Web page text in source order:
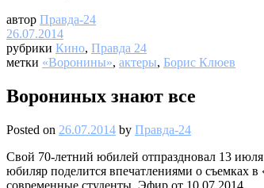
автор Правда-24
26.07.2014
рубрики Кино, Правда 24
метки «Воронины», актеры, Борис Клюев
Ворониных знают все
Posted on 26.07.2014 by Правда-24
Свой 70-летний юбилей отпраздновал 13
юбиляр поделится впечатлениями о съемках
современные студенты. Эфир от 10.07.2014.